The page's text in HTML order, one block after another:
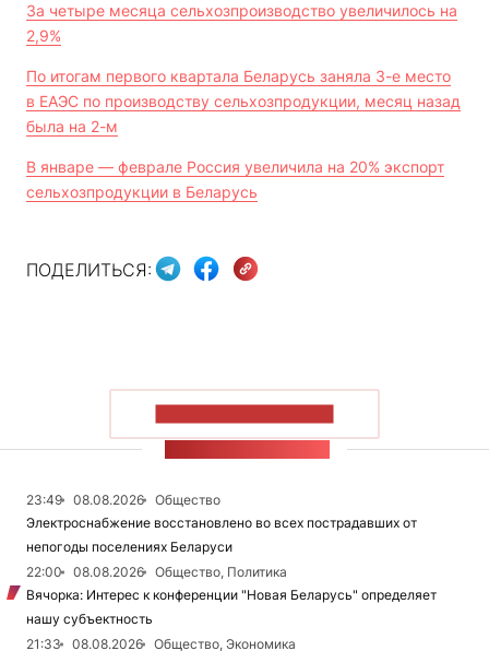
За четыре месяца сельхозпроизводство увеличилось на
2,9%
По итогам первого квартала Беларусь заняла 3-е место
в ЕАЭС по производству сельхозпродукции, месяц назад
была на 2-м
В январе — феврале Россия увеличила на 20% экспорт
сельхозпродукции в Беларусь
ПОДЕЛИТЬСЯ:
23:49 08.08.2026
Общество
Электроснабжение восстановлено во всех пострадавших от
непогоды поселениях Беларуси
22:00
08.08.2026
Общество, Политика
Вячорка: Интерес к конференции "Новая Беларусь" определяет
нашу субъектность
21:33
08.08.2026 Общество, Экономика